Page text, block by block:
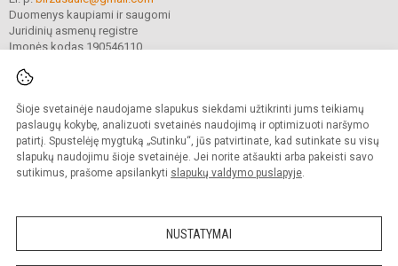
Šioje svetainėje naudojame slapukus siekdami užtikrinti jums teikiamų
paslaugų kokybę, analizuoti svetainės naudojimą ir optimizuoti naršymo
patirtį. Spustelėję mygtuką „Sutinku“, jūs patvirtinate, kad sutinkate su visų
slapukų naudojimu šioje svetainėje. Jei norite atšaukti arba pakeisti savo
sutikimus, prašome apsilankyti slapukų valdymo puslapyje.
NUSTATYMAI
Duomenys kaupiami ir saugomi
Juridinių asmenų registre
Įmonės kodas 190546110
© 2021. Biržų „Saulės“ gimnazija. Visos teisės saugomos.
Kopijuoti turinį be raštiško gimnazijos sutikimo griežtai draudžiama.
Prieinamumo paraiška Slapukų valdymas
Sumanus būdas atnaujinti